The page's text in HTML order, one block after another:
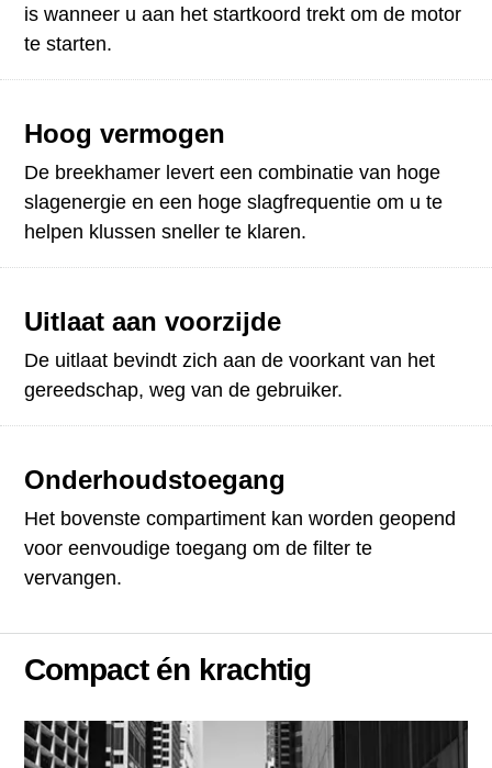
is wanneer u aan het startkoord trekt om de motor
te starten.
Hoog vermogen
De breekhamer levert een combinatie van hoge
slagenergie en een hoge slagfrequentie om u te
helpen klussen sneller te klaren.
Uitlaat aan voorzijde
De uitlaat bevindt zich aan de voorkant van het
gereedschap, weg van de gebruiker.
Onderhoudstoegang
Het bovenste compartiment kan worden geopend
voor eenvoudige toegang om de filter te
vervangen.
Compact én krachtig